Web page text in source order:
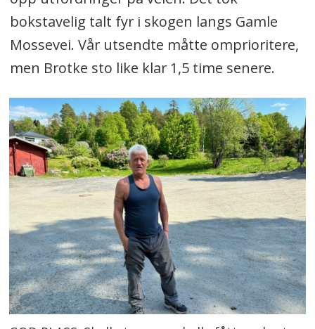
bokstavelig talt fyr i skogen langs Gamle
Mossevei. Vår utsendte måtte omprioritere,
men Brotke sto like klar 1,5 time senere.